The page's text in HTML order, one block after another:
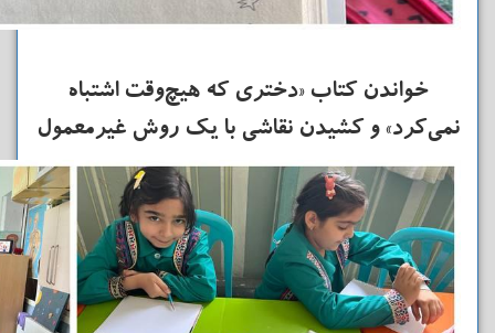
خواندن کتاب «دختری که هیچ‌وقت اشتباه
نمی‌کرد» و کشیدن نقاشی با یک روش غیرمعمول